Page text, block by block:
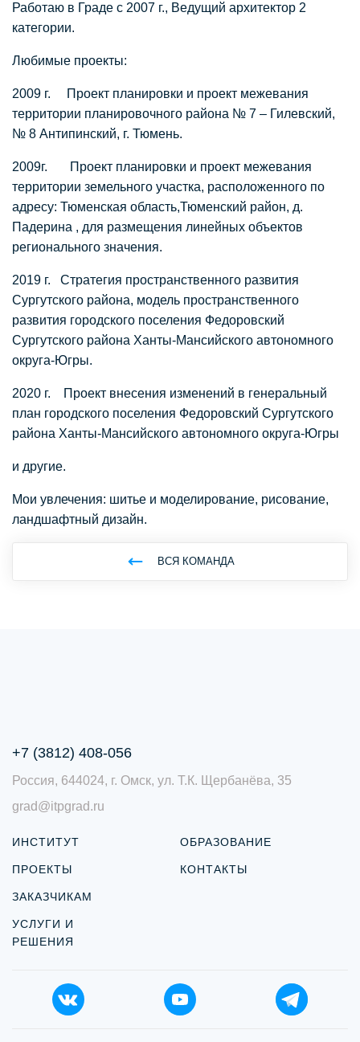
Работаю в Граде с 2007 г., Ведущий архитектор 2
категории.
Любимые проекты:
2009 г. Проект планировки и проект межевания
территории планировочного района № 7 – Гилевский,
№ 8 Антипинский, г. Тюмень.
2009г. Проект планировки и проект межевания
территории земельного участка, расположенного по
адресу: Тюменская область,Тюменский район, д.
Падерина , для размещения линейных объектов
регионального значения.
2019 г. Стратегия пространственного развития
Сургутского района, модель пространственного
развития городского поселения Федоровский
Сургутского района Ханты-Мансийского автономного
округа-Югры.
2020 г. Проект внесения изменений в генеральный
план городского поселения Федоровский Сургутского
района Ханты-Мансийского автономного округа-Югры
и другие.
Мои увлечения: шитье и моделирование, рисование,
ландшафтный дизайн.
ВСЯ КОМАНДА
+7 (3812) 408-056
Россия, 644024, г. Омск, ул. Т.К. Щербанёва, 35
grad@itpgrad.ru
ИНСТИТУТ
ПРОЕКТЫ
ЗАКАЗЧИКАМ
УСЛУГИ И
РЕШЕНИЯ
ОБРАЗОВАНИЕ
КОНТАКТЫ